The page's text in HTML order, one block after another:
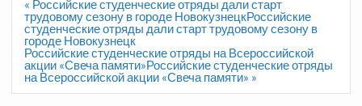
Навигация
по
записям
« Российские студенческие отряды дали старт
трудовому сезону в городе НовокузнецкРоссийские
студенческие отряды дали старт трудовому сезону в
городе Новокузнецк
Российские студенческие отряды на Всероссийской
акции «Свеча памяти»Российские студенческие отряды
на Всероссийской акции «Свеча памяти» »